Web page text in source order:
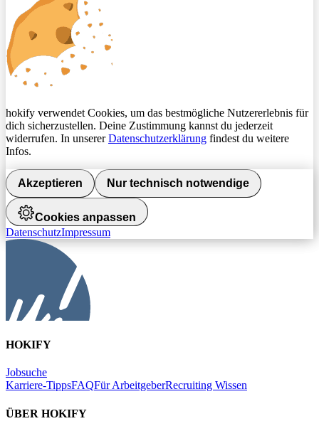
hokify verwendet Cookies, um das bestmögliche Nutzererlebnis für
dich sicherzustellen. Deine Zustimmung kannst du jederzeit
widerrufen. In unsererDatenschutzerklärung findest du weitere
Infos.
Akzeptieren Nur technisch notwendige
Cookies anpassen
DatenschutzImpressum
HOKIFY
Jobsuche
Karriere-TippsFAQFür ArbeitgeberRecruiting Wissen
ÜBER HOKIFY